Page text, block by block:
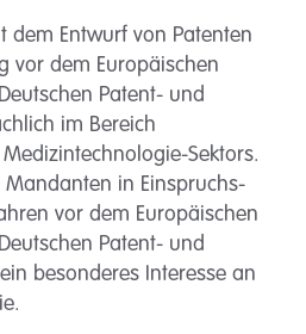
dem Entwurf von Patenten
vor dem Europäischen
Patent- und
im Bereich
Sektors.
in Einspruchs-
vor dem Europäischen
Patent- und
besonderes Interesse an